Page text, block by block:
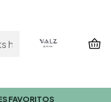
FAVORITOS